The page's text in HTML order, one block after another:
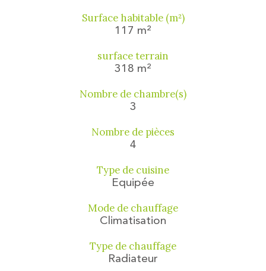
Surface habitable (m²)
117 m²
surface terrain
318 m²
Nombre de chambre(s)
3
Nombre de pièces
4
Type de cuisine
Equipée
Mode de chauffage
Climatisation
Type de chauffage
Radiateur